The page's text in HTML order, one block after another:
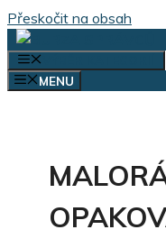
Přeskočit na obsah
MENU